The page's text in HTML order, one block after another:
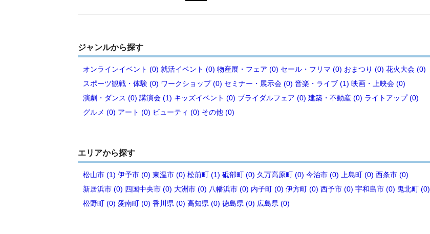
ジャンルから探す
オンラインイベント (0) 就活イベント (0) 物産展・フェア (0) セール・フリマ (0) おまつり (0) 花火大会 (0)
スポーツ観戦・体験 (0) ワークショップ (0) セミナー・展示会 (0) 音楽・ライブ (1) 映画・上映会 (0)
演劇・ダンス (0) 講演会 (1) キッズイベント (0) ブライダルフェア (0) 建築・不動産 (0) ライトアップ (0)
グルメ (0) アート (0) ビューティ (0) その他 (0)
エリアから探す
松山市 (1) 伊予市 (0) 東温市 (0) 松前町 (1) 砥部町 (0) 久万高原町 (0) 今治市 (0) 上島町 (0) 西条市 (0)
新居浜市 (0) 四国中央市 (0) 大洲市 (0) 八幡浜市 (0) 内子町 (0) 伊方町 (0) 西予市 (0) 宇和島市 (0) 鬼北町 (0)
松野町 (0) 愛南町 (0) 香川県 (0) 高知県 (0) 徳島県 (0) 広島県 (0)